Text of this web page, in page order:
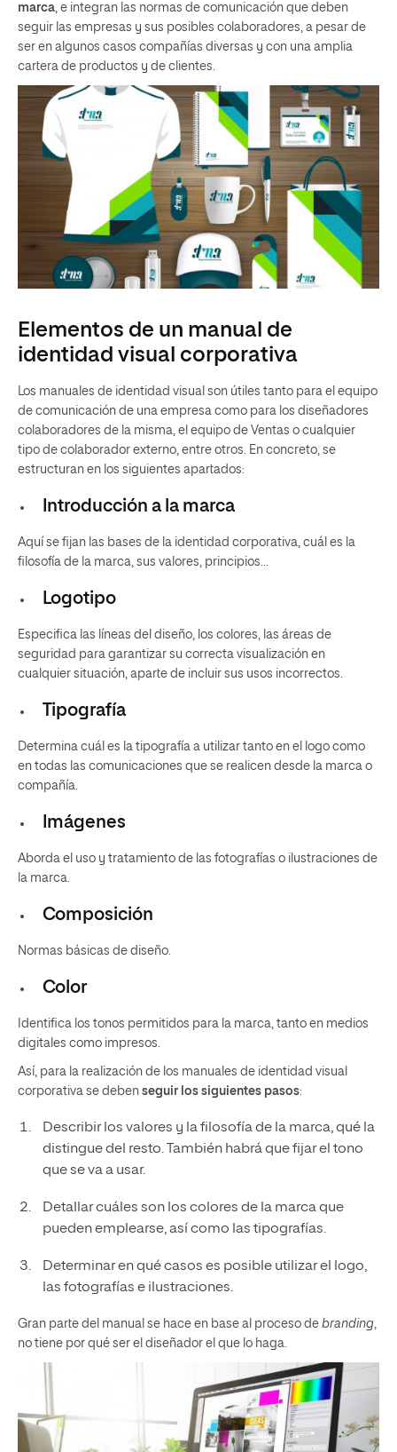
marca , e integran las normas de comunicación que deben
seguir las empresas y sus posibles colaboradores, a pesar de
ser en algunos casos compañías diversas y con una amplia
cartera de productos y de clientes.
Elementos de un manual de
identidad visual corporativa
Los manuales de identidad visual son útiles tanto para el equipo
de comunicación de una empresa como para los diseñadores
colaboradores de la misma, el equipo de Ventas o cualquier
tipo de colaborador externo, entre otros. En concreto, se
estructuran en los siguientes apartados:
Introducción a la marca
Aquí se fijan las bases de la identidad corporativa, cuál es la
filosofía de la marca, sus valores, principios…
Logotipo
Especifica las líneas del diseño, los colores, las áreas de
seguridad para garantizar su correcta visualización en
cualquier situación, aparte de incluir sus usos incorrectos.
Tipografía
Determina cuál es la tipografía a utilizar tanto en el logo como
en todas las comunicaciones que se realicen desde la marca o
compañía.
Imágenes
Aborda el uso y tratamiento de las fotografías o ilustraciones de
la marca.
Composición
Normas básicas de diseño.
Color
Identifica los tonos permitidos para la marca, tanto en medios
digitales como impresos.
Así, para la realización de los manuales de identidad visual
corporativa se deben seguir los siguientes pasos:
Describir los valores y la filosofía de la marca, qué la
distingue del resto. También habrá que fijar el tono
que se va a usar.
Detallar cuáles son los colores de la marca que
pueden emplearse, así como las tipografías.
Determinar en qué casos es posible utilizar el logo,
las fotografías e ilustraciones.
Gran parte del manual se hace en base al proceso de branding,
no tiene por qué ser el diseñador el que lo haga.